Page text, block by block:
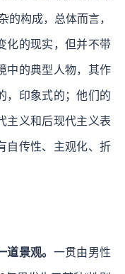
的构成，总体而言，
化的现实，但并不带
中的典型人物，其作
，印象式的；他们的
主义和后现代主义表
自传性、主观化、折
景观。 一贯由男性